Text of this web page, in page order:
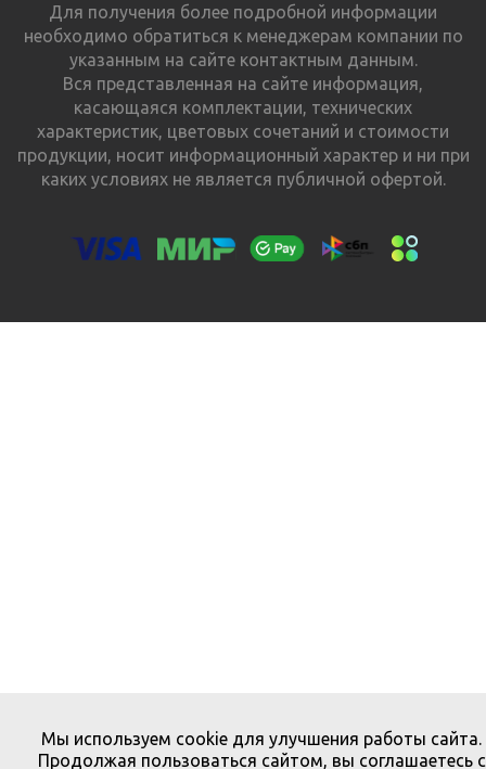
Для получения более подробной информации
необходимо обратиться к менеджерам компании по
указанным на сайте контактным данным.
Вся представленная на сайте информация,
касающаяся комплектации, технических
характеристик, цветовых сочетаний и стоимости
продукции, носит информационный характер и ни при
каких условиях не является публичной офертой.
Мы используем cookie для улучшения работы сайта.
Продолжая пользоваться сайтом, вы соглашаетесь с